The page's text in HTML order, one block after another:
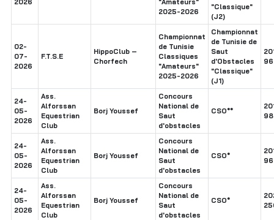
2025-2026
"Classique"
(J2)
02-
07-
2026
F.T.S.E
HippoClub –
Chorfech
Championnat
de Tunisie
Classiques
"Amateurs"
2025-2026
Championnat
de Tunisie de
Saut
d'Obstacles
"Classique"
(J1)
24-
05-
2026
Ass.
Alforssan
Equestrian
Club
Borj Youssef
Concours
National de
Saut
d'obstacles
CSO**
24-
05-
2026
Ass.
Alforssan
Equestrian
Club
Borj Youssef
Concours
National de
Saut
d'obstacles
CSO*
24-
05-
2026
Ass.
Alforssan
Equestrian
Club
Borj Youssef
Concours
National de
Saut
d'obstacles
CSO*